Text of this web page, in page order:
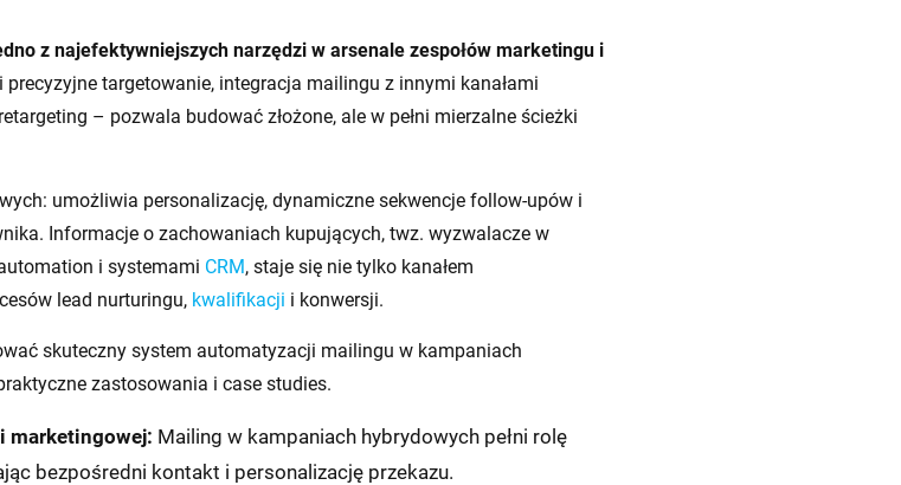
z najefektywniejszych narzędzi w arsenale zespołów marketingu i
targetowanie, integracja mailingu z innymi kanałami
– pozwala budować złożone, ale w pełni mierzalne ścieżki
umożliwia personalizację, dynamiczne sekwencje follow-upów i
Informacje o zachowaniach kupujących, twz. wyzwalacze w
i systemami CRM, staje się nie tylko kanałem
lead nurturingu, kwalifikacji i konwersji.
skuteczny system automatyzacji mailingu w kampaniach
zastosowania i case studies.
marketingowej: Mailing w kampaniach hybrydowych pełni rolę
bezpośredni kontakt i personalizację przekazu.